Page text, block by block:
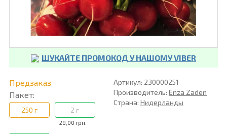
ШУКАЙТЕ ПРОМОКОД У НАШОМУ VIBER
Предзаказ
Пакет:
250 г
29,00 грн.
2 г
Артикул: 230000251
Производитель: Enza Zaden
Страна: Нидерланды